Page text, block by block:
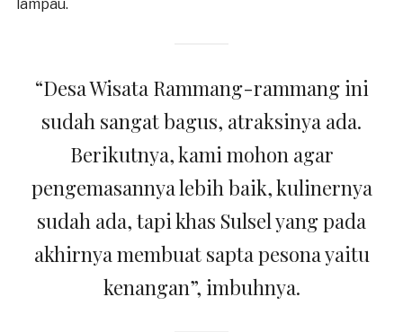
lampau.
“Desa Wisata Rammang-rammang ini
sudah sangat bagus, atraksinya ada.
Berikutnya, kami mohon agar
pengemasannya lebih baik, kulinernya
sudah ada, tapi khas Sulsel yang pada
akhirnya membuat sapta pesona yaitu
kenangan”, imbuhnya.